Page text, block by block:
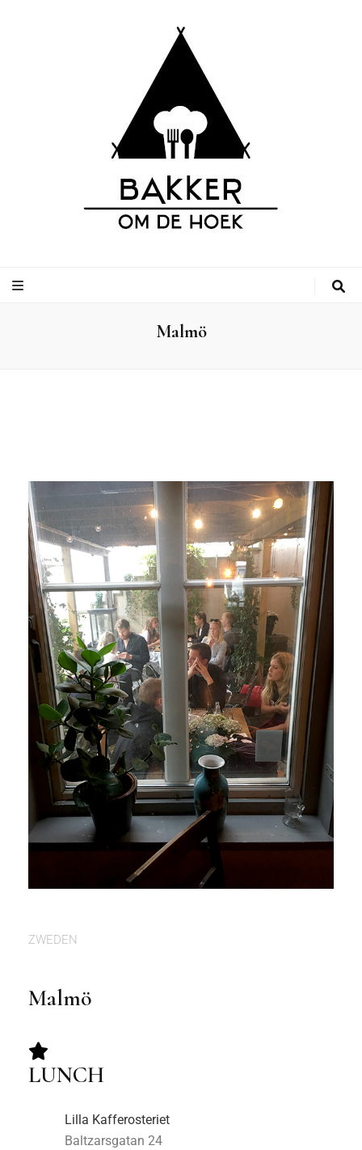
Hoek
Malmö
ZWEDEN
Malmö
LUNCH
Lilla Kafferosteriet
Baltzarsgatan 24